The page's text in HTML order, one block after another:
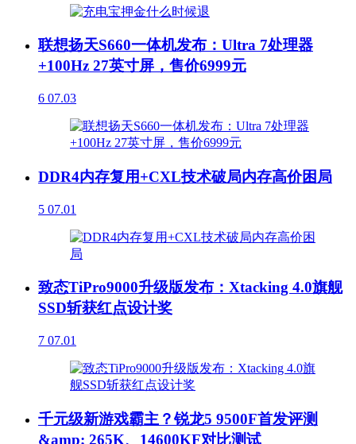
联想扬天S660一体机发布：Ultra 7处理器
+100Hz 27英寸屏，售价6999元
6 07.03
DDR4内存复用+CXL技术破局内存高价困局
5 07.01
致态TiPro9000升级版发布：Xtacking 4.0旗舰
SSD斩获红点设计奖
7 07.01
千元级新游戏霸主？锐龙5 9500F首发评测
&amp; 265K、14600KF对比测试